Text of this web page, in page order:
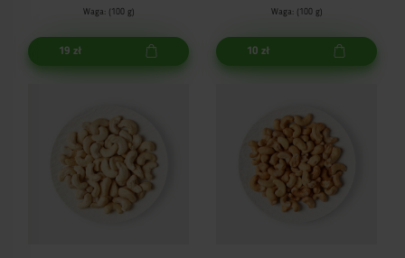
Waga: (100 g)
19 zł
Waga: (100 g)
10 zł